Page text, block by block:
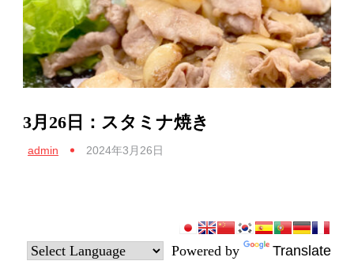
3月26日：スタミナ焼き
admin 2024年3月26日
Powered by Translate